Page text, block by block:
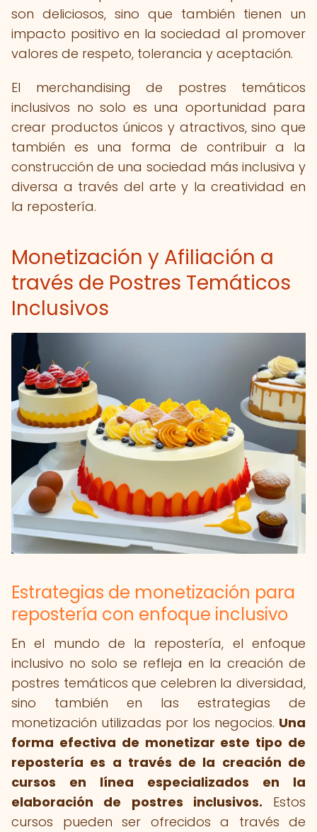
son deliciosos, sino que también tienen un
impacto positivo en la sociedad al promover
valores de respeto, tolerancia y aceptación.
El merchandising de postres temáticos
inclusivos no solo es una oportunidad para
crear productos únicos y atractivos, sino que
también es una forma de contribuir a la
construcción de una sociedad más inclusiva y
diversa a través del arte y la creatividad en
la repostería.
Monetización y Afiliación a
través de Postres Temáticos
Inclusivos
Estrategias de monetización para
repostería con enfoque inclusivo
En el mundo de la repostería, el enfoque
inclusivo no solo se refleja en la creación de
postres temáticos que celebren la diversidad,
sino también en las estrategias de
monetización utilizadas por los negocios. Una
forma efectiva de monetizar este tipo de
repostería es a través de la creación de
cursos en línea especializados en la
elaboración de postres inclusivos. Estos
cursos pueden ser ofrecidos a través de